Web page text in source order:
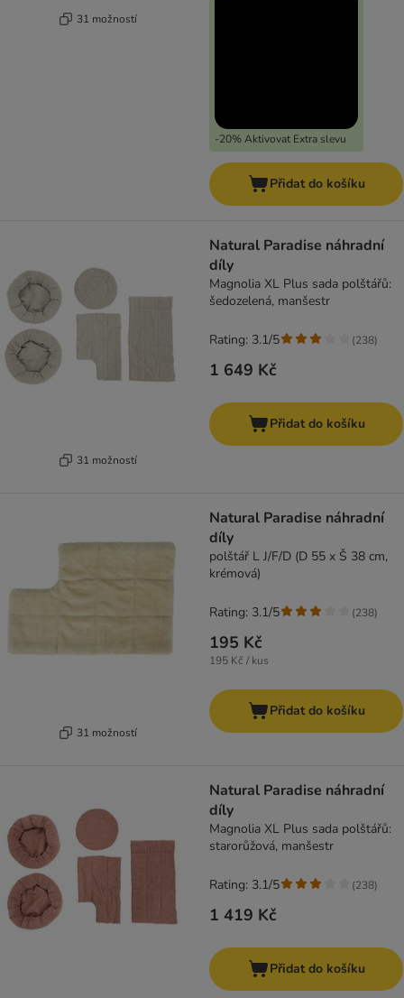
31 možností
-20% Aktivovat Extra slevu
Přidat do košíku
31 možností
Natural Paradise náhradní
díly
Magnolia XL Plus sada polštářů:
šedozelená, manšestr
1 649 Kč
Rating: 3.1/5 (238)
Přidat do košíku
31 možností
Natural Paradise náhradní
díly
polštář L J/F/D (D 55 x Š 38 cm,
krémová)
195 Kč
195 Kč / kus
Rating: 3.1/5 (238)
Přidat do košíku
Natural Paradise náhradní
díly
Magnolia XL Plus sada polštářů:
starorůžová, manšestr
1 419 Kč
Rating: 3.1/5 (238)
Přidat do košíku